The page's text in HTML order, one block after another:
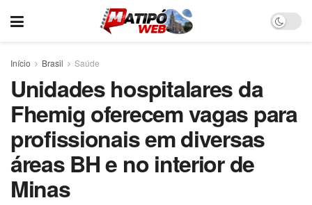
Início Brasil Saúde
Unidades hospitalares da
Fhemig oferecem vagas para
profissionais em diversas
áreas BH e no interior de
Minas